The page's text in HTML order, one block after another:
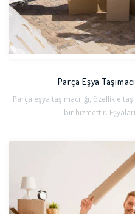
Parça Eşya
Parça eşya taşımacılığı, özellikle
bir hizmettir.